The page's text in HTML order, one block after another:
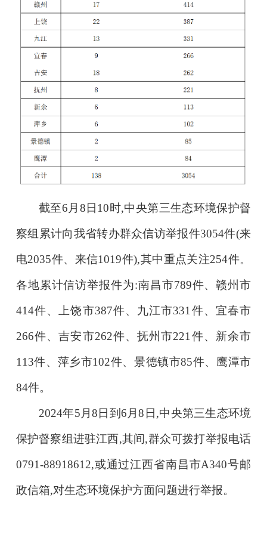
截至6月8日10时,中央第三生态环境保护督
察组累计向我省转办群众信访举报件3054件(来
电2035件、来信1019件),其中重点关注254件。
各地累计信访举报件为:南昌市789件、赣州市
414件、上饶市387件、九江市331件、宜春市
266件、吉安市262件、抚州市221件、新余市
113件、萍乡市102件、景德镇市85件、鹰潭市
84件。
2024年5月8日到6月8日,中央第三生态环境
保护督察组进驻江西,其间,群众可拨打举报电话
0791-88918612,或通过江西省南昌市A340号邮
政信箱,对生态环境保护方面问题进行举报。